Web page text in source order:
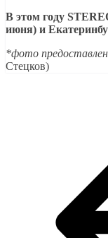
В этом году
июня) и
*фото
Стецков)